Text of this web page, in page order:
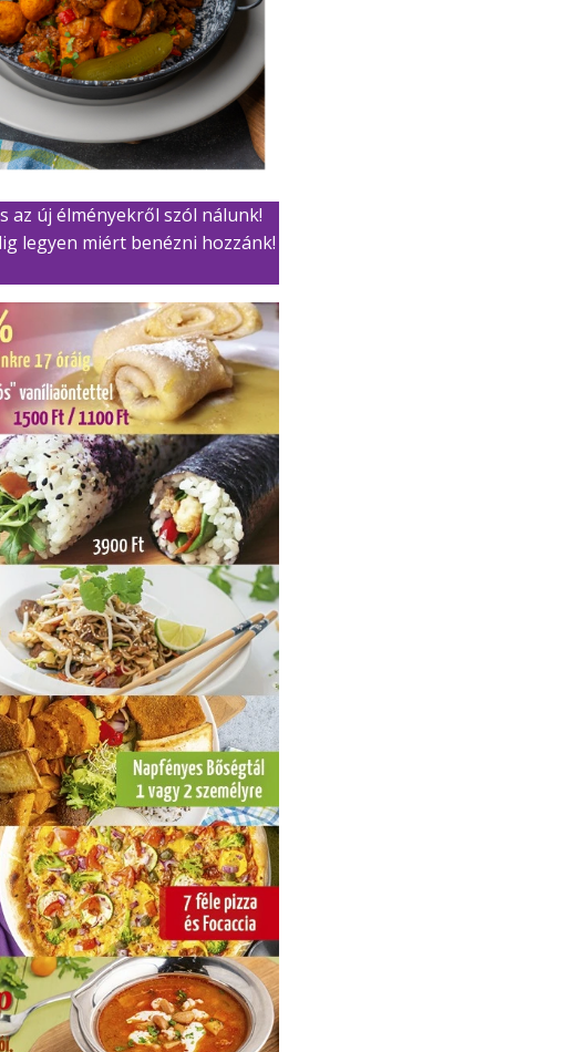
az új élményekről szól nálunk!
legyen miért benézni hozzánk!